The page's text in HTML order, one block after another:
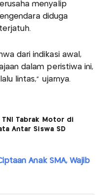
menyalip
diduga
dari indikasi awal,
dalam peristiwa ini,
lintas,” ujarnya.
Tabrak Motor di
Antar Siswa SD
Anak SMA, Wajib